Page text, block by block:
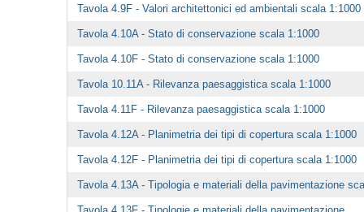
Tavola 4.9F - Valori architettonici ed ambientali scala 1:1000
Tavola 4.10A - Stato di conservazione scala 1:1000
Tavola 4.10F - Stato di conservazione scala 1:1000
Tavola 10.11A - Rilevanza paesaggistica scala 1:1000
Tavola 4.11F - Rilevanza paesaggistica scala 1:1000
Tavola 4.12A - Planimetria dei tipi di copertura scala 1:1000
Tavola 4.12F - Planimetria dei tipi di copertura scala 1:1000
Tavola 4.13A - Tipologia e materiali della pavimentazione